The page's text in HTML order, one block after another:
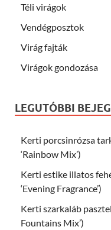
Téli virágok
Vendégposztok
Virág fajták
Virágok gondozása
LEGUTÓBBI
Kerti porcsinrózsa
‘Rainbow Mix’)
Kerti estike illatos
‘Evening Fragrance’)
Kerti szarkaláb
Fountains Mix’)